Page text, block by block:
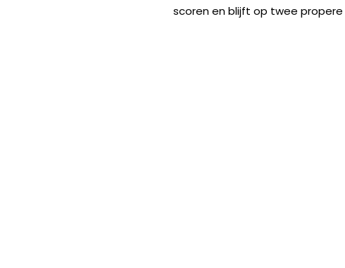
scoren en blijft op twee propere